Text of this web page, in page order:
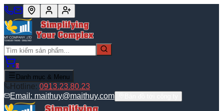
0
Danh mục & Menu
Hotline: 0913.23.80.23
Email: maithuy@maithuy.com